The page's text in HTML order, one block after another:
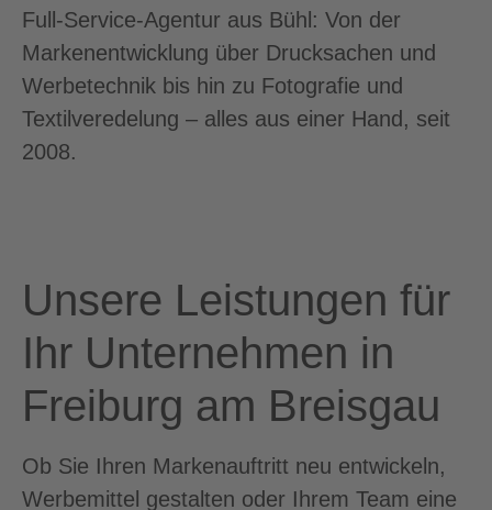
Full-Service-Agentur aus Bühl: Von der
Markenentwicklung über Drucksachen und
Werbetechnik bis hin zu Fotografie und
Textilveredelung – alles aus einer Hand, seit
2008.
Unsere Leistungen für
Ihr Unternehmen in
Freiburg am Breisgau
Ob Sie Ihren Markenauftritt neu entwickeln,
Werbemittel gestalten oder Ihrem Team eine